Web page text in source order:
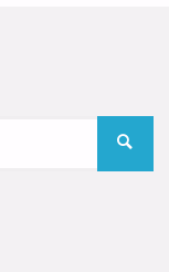
SUCHE